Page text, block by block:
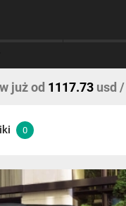
jużod 1117.73 usd
0